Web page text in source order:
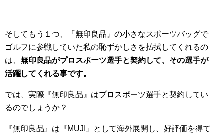
そしてもう１つ、『無印良品』の小さなスポーツバッグで
ゴルフに参戦していた私の恥ずかしさを払拭してくれるの
は、 無印良品がプロスポーツ選手と契約して、その選手が
活躍してくれる事です。
では、実際『無印良品』はプロスポーツ選手と契約してい
るのでしょうか？
『無印良品』は『MUJI』として海外展開し、好評価を得て